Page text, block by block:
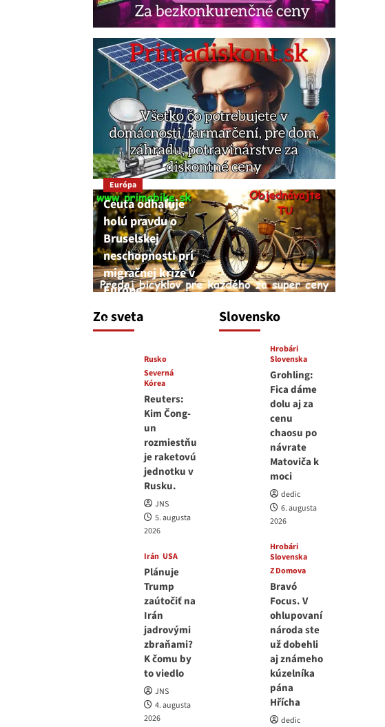
Zo sveta
Európa
Ceuta odhaľuje
holú pravdu o
Bruselskej
neschopnosti pri
migračnej kríze v
Európe
5. augusta 2026
Rusko
Severná
Kórea
Reuters:
Kim Čong-
un
rozmiestňu
je raketovú
jednotku v
Rusku.
JNS
5. augusta
2026
Irán USA
Plánuje
Trump
zaútočiť na
Irán
jadrovými
zbraňami?
K čomu by
to viedlo
JNS
4. augusta
2026
Slovensko
Hrobári
Slovenska
Grohling:
Fica dáme
dolu aj za
cenu
chaosu po
návrate
Matoviča k
moci
dedic
6. augusta
2026
Hrobári
Slovenska
Z Domova
Bravó
Focus. V
ohlupovaní
národa ste
už dobehli
aj známeho
kúzelníka
pána
Hřícha
dedic